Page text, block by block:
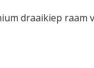
draaikiep raam